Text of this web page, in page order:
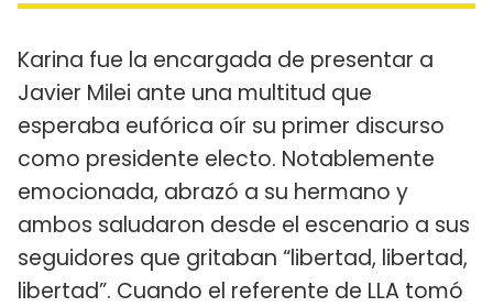
Karina fue la encargada de presentar a
Javier Milei ante una multitud que
esperaba eufórica oír su primer discurso
como presidente electo. Notablemente
emocionada, abrazó a su hermano y
ambos saludaron desde el escenario a sus
seguidores que gritaban “libertad, libertad,
libertad”. Cuando el referente de LLA tomó